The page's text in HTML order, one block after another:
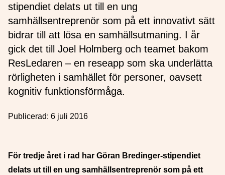
stipendiet delats ut till en ung
samhällsentreprenör som på ett innovativt sätt
bidrar till att lösa en samhällsutmaning. I år
gick det till Joel Holmberg och teamet bakom
ResLedaren – en reseapp som ska underlätta
rörligheten i samhället för personer, oavsett
kognitiv funktionsförmåga.
Publicerad: 6 juli 2016
För tredje året i rad har Göran Bredinger-stipendiet
delats ut till en ung samhällsentreprenör som på ett